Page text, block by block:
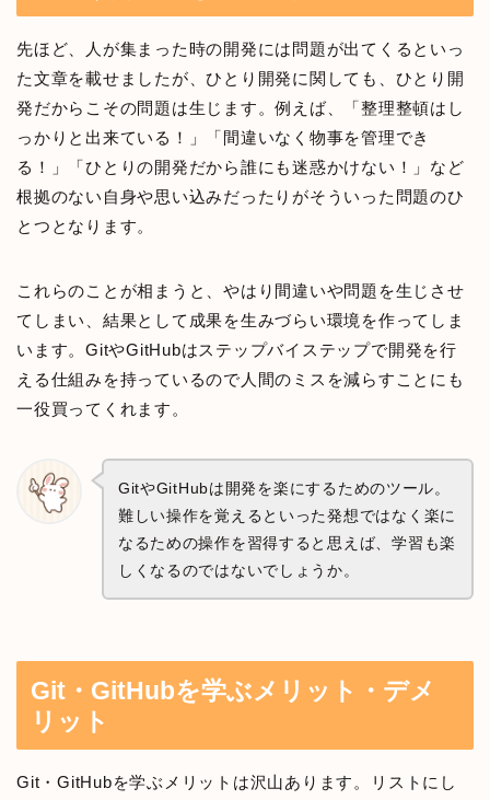
先ほど、人が集まった時の開発には問題が出てくるといっ
た文章を載せましたが、ひとり開発に関しても、ひとり開
発だからこその問題は生じます。例えば、「整理整頓はし
っかりと出来ている！」「間違いなく物事を管理でき
る！」「ひとりの開発だから誰にも迷惑かけない！」など
根拠のない自身や思い込みだったりがそういった問題のひ
とつとなります。
これらのことが相まうと、やはり間違いや問題を生じさせ
てしまい、結果として成果を生みづらい環境を作ってしま
います。GitやGitHubはステップバイステップで開発を行
える仕組みを持っているので人間のミスを減らすことにも
一役買ってくれます。
GitやGitHubは開発を楽にするためのツール。
難しい操作を覚えるといった発想ではなく楽に
なるための操作を習得すると思えば、学習も楽
しくなるのではないでしょうか。
Git・GitHubを学ぶメリット・デメ
リット
Git・GitHubを学ぶメリットは沢山あります。リストにし